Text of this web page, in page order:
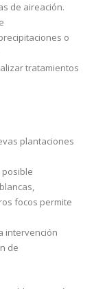
de aireación.
o
tratamientos
plantaciones
posible
focos permite
intervención
de